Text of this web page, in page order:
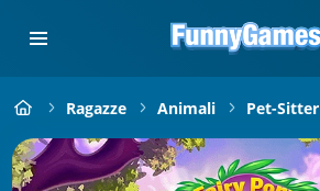
Ragazze Animali Pet-Sitter